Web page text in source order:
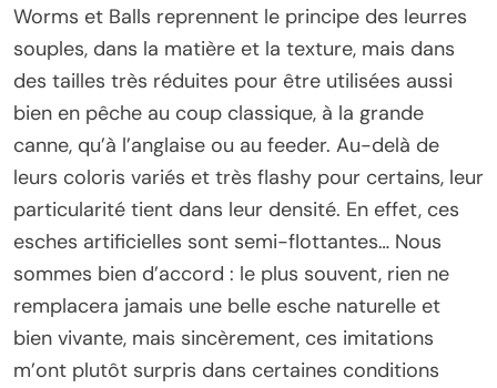
Worms et Balls reprennent le principe des leurres
souples, dans la matière et la texture, mais dans
des tailles très réduites pour être utilisées aussi
bien en pêche au coup classique, à la grande
canne, qu’à l’anglaise ou au feeder. Au-delà de
leurs coloris variés et très flashy pour certains, leur
particularité tient dans leur densité. En effet, ces
esches artificielles sont semi-flottantes… Nous
sommes bien d’accord : le plus souvent, rien ne
remplacera jamais une belle esche naturelle et
bien vivante, mais sincèrement, ces imitations
m’ont plutôt surpris dans certaines conditions